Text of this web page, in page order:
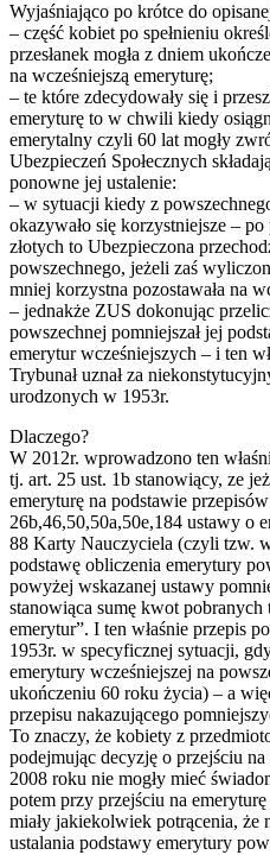
Wyjaśniająco po krótce do
– część kobiet po spełnieniu
przesłanek mogła z dniem
na wcześniejszą emeryturę;
– te które zdecydowały się i
emeryturę to w chwili kiedy
emerytalny czyli 60 lat mogły
Ubezpieczeń Społecznych
ponowne jej ustalenie:
– w sytuacji kiedy z
okazywało się korzystniejsze –
złotych to Ubezpieczona
powszechnego, jeżeli zaś
mniej korzystna pozostawała na
– jednakże ZUS dokonując
powszechnej pomniejszał jej
emerytur wcześniejszych – i ten
Trybunał uznał za
urodzonych w 1953r.
Dlaczego?
W 2012r. wprowadzono ten
tj. art. 25 ust. 1b stanowiący, ze
emeryturę na podstawie
26b,46,50,50a,50e,184 ustawy o
88 Karty Nauczyciela (czyli tzw.
podstawę obliczenia emerytury
powyżej wskazanej ustawy
stanowiąca sumę kwot pobranych
emerytur”. I ten właśnie przepis
1953r. w specyficznej sytuacji,
emerytury wcześniejszej na
ukończeniu 60 roku życia) – a
przepisu nakazującego
To znaczy, że kobiety z
podejmując decyzję o przejściu
2008 roku nie mogły mieć
potem przy przejściu na
miały jakiekolwiek potrącenia, że
ustalania podstawy emerytury